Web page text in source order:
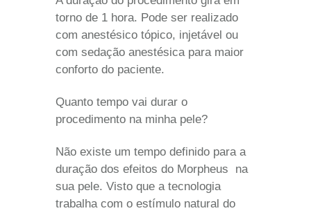
torno de 1 hora. Pode ser realizado
com anestésico tópico, injetável ou
com sedação anestésica para maior
conforto do paciente.
Quanto tempo vai durar o
procedimento na minha pele?
Não existe um tempo definido para a
duração dos efeitos do Morpheus na
sua pele. Visto que a tecnologia
trabalha com o estímulo natural do